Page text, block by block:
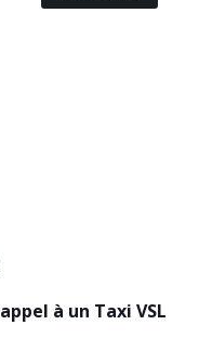
à un Taxi VSL